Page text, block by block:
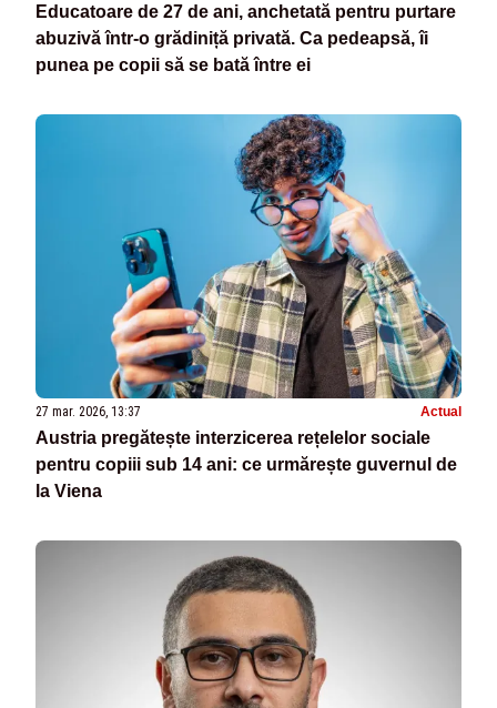
Educatoare de 27 de ani, anchetată pentru purtare
abuzivă într-o grădiniță privată. Ca pedeapsă, îi
punea pe copii să se bată între ei
27 mar. 2026, 13:37 Actual
Austria pregătește interzicerea rețelelor sociale
pentru copiii sub 14 ani: ce urmărește guvernul de
la Viena